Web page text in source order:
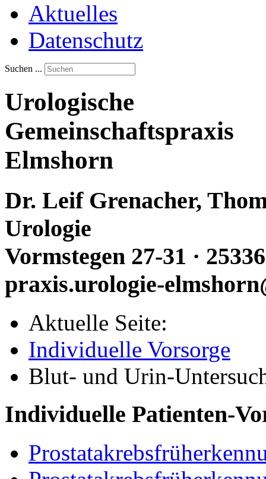
Aktuelles
Datenschutz
Suchen ...
Urologische
Gemeinschaftspraxis
Elmshorn
Dr. Leif Grenacher,
Urologie
Vormstegen 27-31 ·
praxis.urologie-
Aktuelle Seite:
Individuelle Vorsorge
Blut- und Urin-
Individuelle Patienten-